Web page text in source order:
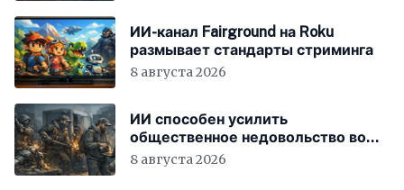
ИИ-канал Fairground на Roku
размывает стандарты стриминга
8 августа 2026
ИИ способен усилить
общественное недовольство во
всём мире
8 августа 2026